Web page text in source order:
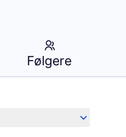
Følgere